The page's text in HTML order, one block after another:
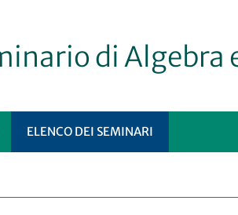
di Algebra
ELENCO DEI SEMINARI